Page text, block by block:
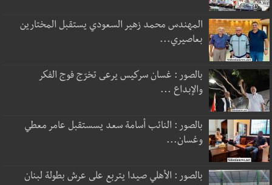
المهندس محمد زهير السعودي يستقبل المختارين
بعاصيري...
بالصور : غسان سركيس يرعى تخرّج فوج الفكر
والإبداع ...
بالصور : النائب أسامة سعد يسستقبل عامر معطي
وغسان...
بالصور : الأهلي صيدا يتربع على عرش بطولة لبنان